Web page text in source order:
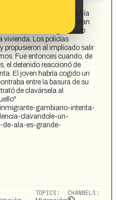
agentes, el joven consumía
rezos islámicos a gran
lo que habría generado
vivienda. Los policías
propusieron al implicado salir
Fue entonces cuando, de
el detenido reaccionó de
El joven habría cogido un
entre la basura de su
de clavársela al
gambiano-intenta-
clavandole-un-
de-ala-es-grande-
TOPICS: CHANNELS: